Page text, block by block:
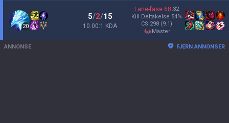
20
5/2/15
10.00:1 KDA
Lane-fase 68:32
Kill Deltakelse 54%
CS 298 (9.1)
master
ANNONSE FJERN ANNONSER